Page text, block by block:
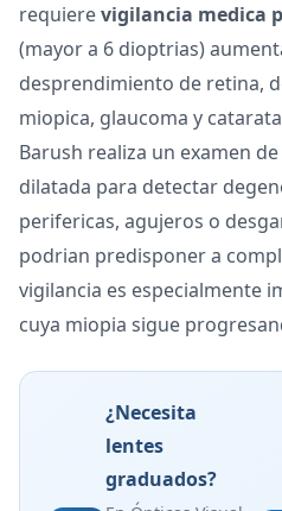
requierevigilancia medica
(mayor a 6 dioptrias)
desprendimiento de retina,
miopica, glaucoma y
Barush realiza un examen
dilatada para detectar
perifericas, agujeros o
podrian predisponer a
vigilancia es especialmente
cuya miopia sigue
¿Necesita
lentes
graduados?